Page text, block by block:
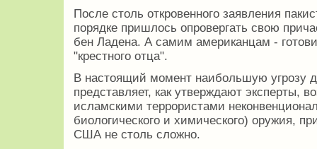
После столь откровенного заявления
порядке пришлось опровергать свою
бен Ладена. А самим американцам -
"крестного отца".
В настоящий момент наибольшую угрозу
представляет, как утверждают эксперты,
исламскими террористами
биологического и химического) оружия,
США не столь сложно.